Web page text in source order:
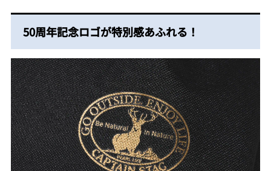
50周年記念ロゴが特別感あふれる！